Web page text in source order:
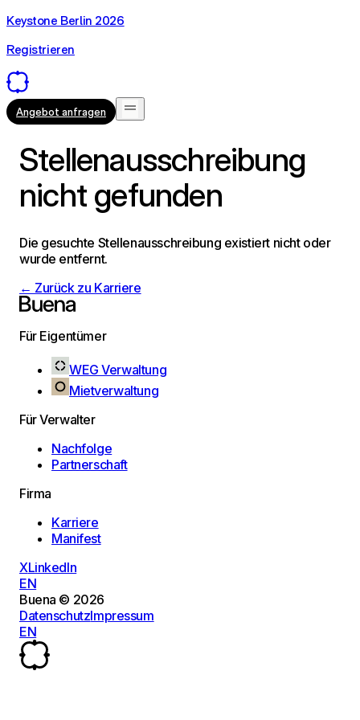
Keystone Berlin 2026
Registrieren
Angebot anfragen
Stellenausschreibung
nicht gefunden
Die gesuchte Stellenausschreibung existiert nicht oder
wurde entfernt.
← Zurück zu Karriere
Für Eigentümer
WEG Verwaltung
Mietverwaltung
Für Verwalter
Nachfolge
Partnerschaft
Firma
Karriere
Manifest
XLinkedIn
EN
Buena © 2026
DatenschutzImpressum
EN